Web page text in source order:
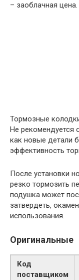
– заоблачная цена.
Тормозные
Не рекомендуется
как новые детали
эффективность
После установки
резко тормозить
подушка может
затвердеть,
использования.
Оригинальные
Код
поставщиком